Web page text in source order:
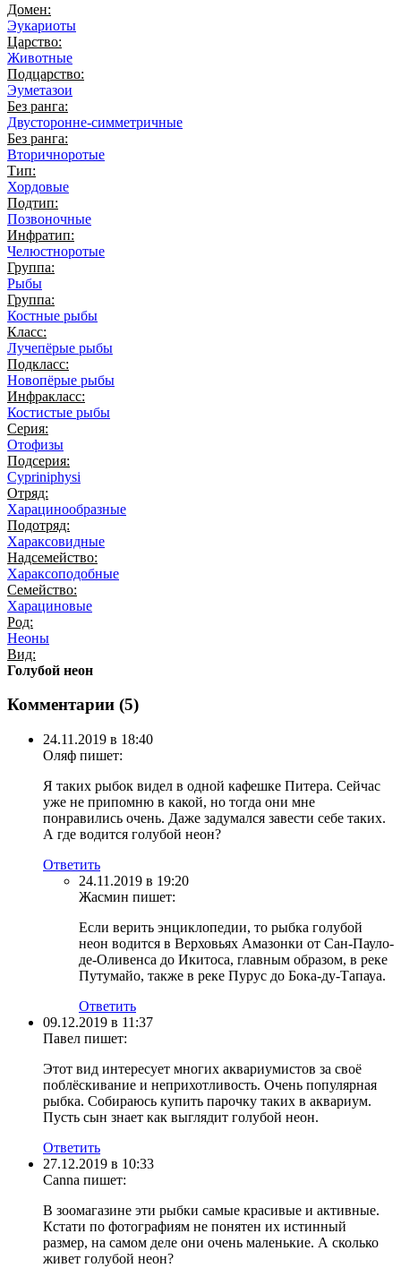
Домен:
Эукариоты
Царство:
Животные
Подцарство:
Эуметазои
Без ранга:
Двусторонне-симметричные
Без ранга:
Вторичноротые
Тип:
Хордовые
Подтип:
Позвоночные
Инфратип:
Челюстноротые
Группа:
Рыбы
Группа:
Костные рыбы
Класс:
Лучепёрые рыбы
Подкласс:
Новопёрые рыбы
Инфракласс:
Костистые рыбы
Серия:
Отофизы
Подсерия:
Cypriniphysi
Отряд:
Харацинообразные
Подотряд:
Хараксовидные
Надсемейство:
Хараксоподобные
Семейство:
Харациновые
Род:
Неоны
Вид:
Голубой неон
Комментарии (5)
24.11.2019 в 18:40
Оляф пишет:
Я таких рыбок видел в одной кафешке Питера. Сейчас
уже не припомню в какой, но тогда они мне
понравились очень. Даже задумался завести себе таких.
А где водится голубой неон?
Ответить
24.11.2019 в 19:20
Жасмин пишет:
Если верить энциклопедии, то рыбка голубой
неон водится в Верховьях Амазонки от Сан-Пауло-
де-Оливенса до Икитоса, главным образом, в реке
Путумайо, также в реке Пурус до Бока-ду-Тапауа.
Ответить
09.12.2019 в 11:37
Павел пишет:
Этот вид интересует многих аквариумистов за своё
поблёскивание и неприхотливость. Очень популярная
рыбка. Собираюсь купить парочку таких в аквариум.
Пусть сын знает как выглядит голубой неон.
Ответить
27.12.2019 в 10:33
Canna пишет:
В зоомагазине эти рыбки самые красивые и активные.
Кстати по фотографиям не понятен их истинный
размер, на самом деле они очень маленькие. А сколько
живет голубой неон?